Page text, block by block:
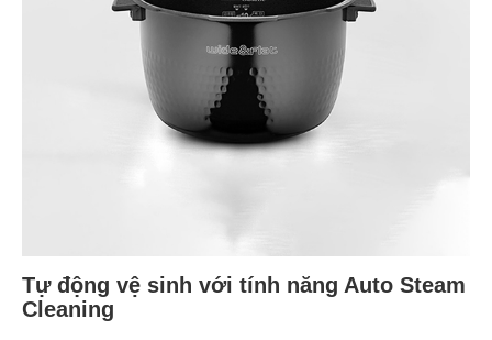
Tự động vệ sinh với tính năng Auto Steam
Cleaning